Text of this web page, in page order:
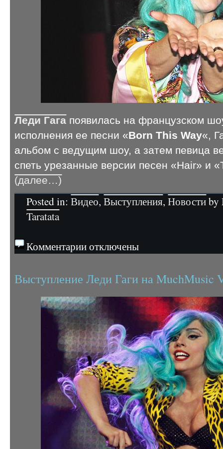
Леди Гага появилась на французском
исполнения ее песни «Born This Way«,
альбом с ведущим шоу, а затем певица
спеть урезанные версии песен «Hair» и
(далее…)
Posted in:Видео,Выступления,Новостиby
Taratata
Комментарии отключены
Выступление Леди Гаги на MuchMusic